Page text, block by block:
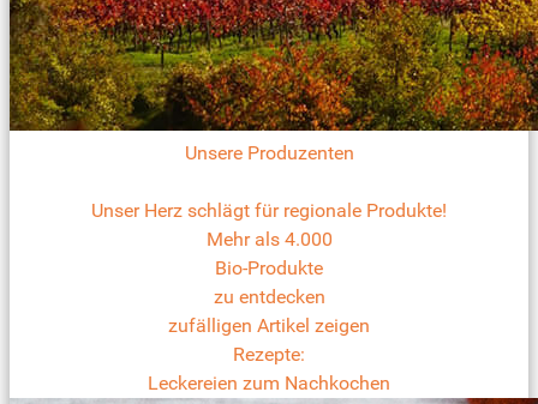
Unsere Produzenten
Unser Herz schlägt für regionale Produkte!
Mehr als 4.000
Bio-Produkte
zu entdecken
zufälligen Artikel zeigen
Rezepte:
Leckereien zum Nachkochen